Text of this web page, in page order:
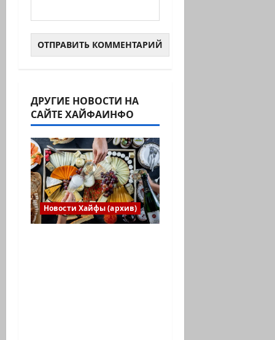
ДРУГИЕ НОВОСТИ НА
САЙТЕ ХАЙФАИНФО
Новости Хайфы (архив)